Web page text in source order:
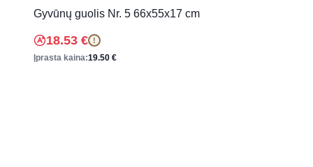
Gyvūnų guolis Nr. 5 66x55x17 cm
18.53 € !
Įprasta kaina:19.50 €